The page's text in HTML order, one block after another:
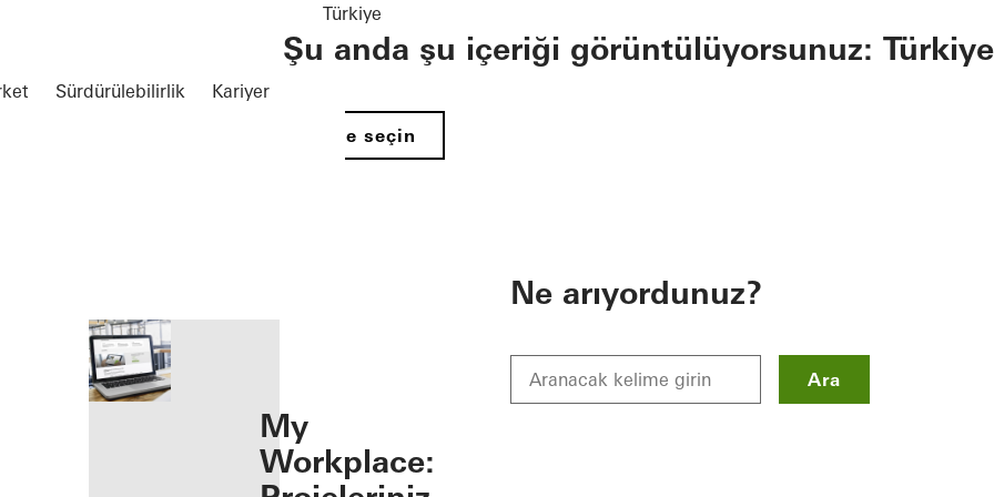
Sürdürülebilirlik Kariyer
Türkiye
Şu anda şu içeriği görüntülüyorsunuz: Türkiye
Ülke seçin
My
Workplace:
Ne arıyordunuz?
Ara